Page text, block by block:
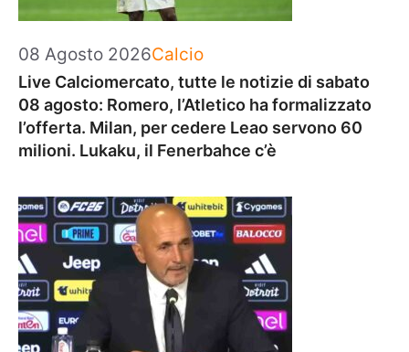
08 Agosto 2026Categorie
Calcio
Live Calciomercato, tutte le notizie di sabato
08 agosto: Romero, l’Atletico ha formalizzato
l’offerta. Milan, per cedere Leao servono 60
milioni. Lukaku, il Fenerbahce c’è